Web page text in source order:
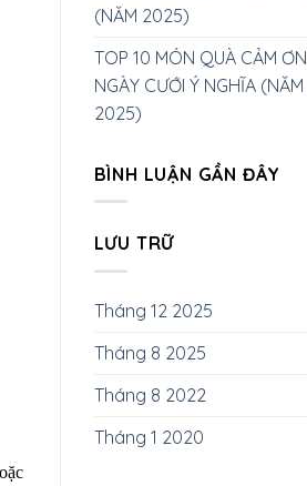
(NĂM 2025)
TOP 10 MÓN QUÀ CẢM ƠN
NGÀY CƯỚI Ý NGHĨA (NĂM
2025)
BÌNH LUẬN GẦN ĐÂY
LƯU TRỮ
Tháng 12 2025
Tháng 8 2025
Tháng 8 2022
Tháng 1 2020